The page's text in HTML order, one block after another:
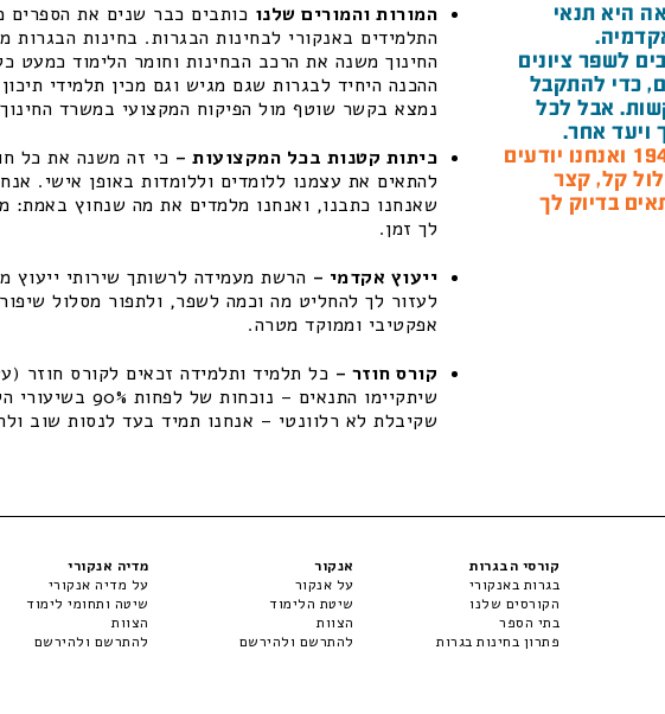
היא תנאי
לשפר ציונים
כדי להתקבל
אבל לכל
ויעד אחר.
קל, קצר
בדיוק לך
המורות והמורים שלנו כותבים כבר שנים את
התלמידים באנקורי לבחינות הבגרות. בחינות הבגרות
החינוך משנה את הרכב הבחינות וחומר הלימוד כמעט
ההכנה היחיד לבגרות שגם מגיש וגם מכין תלמידי
נמצא בקשר שוטף מול הפיקוח המקצועי במשרד
כיתות קטנות בכל המקצועות – כי זה משנה את כל
להתאים את עצמנו ללומדים וללומדות באופן אישי.
שאנחנו כתבנו, ואנחנו מלמדים את מה שנחוץ באמת:
לך זמן.
ייעוץ אקדמי – הרשת מעמידה לרשותך שירותי ייעוץ
לעזור לך להחליט מה וכמה לשפר, ולתפור מסלול
אפקטיבי וממוקד מטרה.
קורס חוזר – כל תלמיד ותלמידה זכאים לקורס חוזר
שיתקיימו התנאים –
שקיבלת לא רלוונטי – אנחנו תמיד בעד לנסות שוב
קורסי הבגרות
בגרות באנקורי
הקורסים שלנו
בתי הספר
פתרון בחינות בגרות
אנקור
על אנקור
שיטת הלימוד
הצוות
להתרשם ולהירשם
מדיה אנקורי
על מדיה אנקורי
שיטה ותחומי לימוד
הצוות
להתרשם ולהירשם